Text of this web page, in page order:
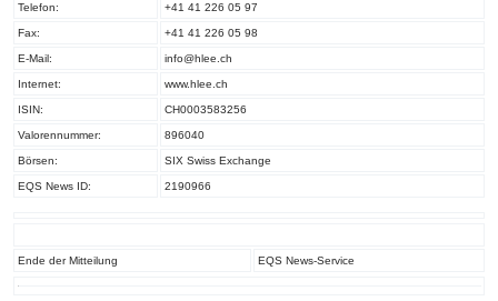
Telefon: +41 41 226 05 97
Fax: +41 41 226 05 98
E-Mail: info@hlee.ch
Internet: www.hlee.ch
ISIN: CH0003583256
Valorennummer: 896040
Börsen: SIX Swiss Exchange
EQS News ID: 2190966
Ende der Mitteilung EQS News-Service